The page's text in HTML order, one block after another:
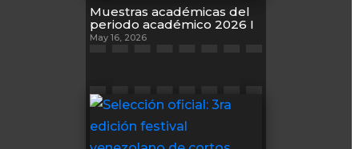
Muestras académicas del
periodo académico 2026 I
May 16, 2026